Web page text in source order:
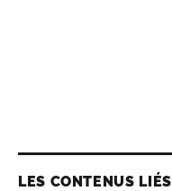
LES CONTENUS LIÉS